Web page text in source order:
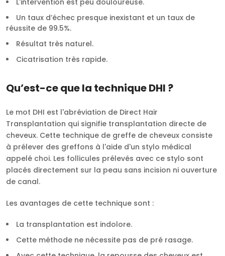
L'intervention est peu douloureuse.
Un taux d’échec presque inexistant et un taux de
réussite de 99.5%.
Résultat très naturel.
Cicatrisation très rapide.
Qu’est-ce que la technique DHI ?
Le mot DHI est l'abréviation de Direct Hair
Transplantation qui signifie transplantation directe de
cheveux. Cette technique de greffe de cheveux consiste
à prélever des greffons à l'aide d'un stylo médical
appelé choi. Les follicules prélevés avec ce stylo sont
placés directement sur la peau sans incision ni ouverture
de canal.
Les avantages de cette technique sont :
La transplantation est indolore.
Cette méthode ne nécessite pas de pré rasage.